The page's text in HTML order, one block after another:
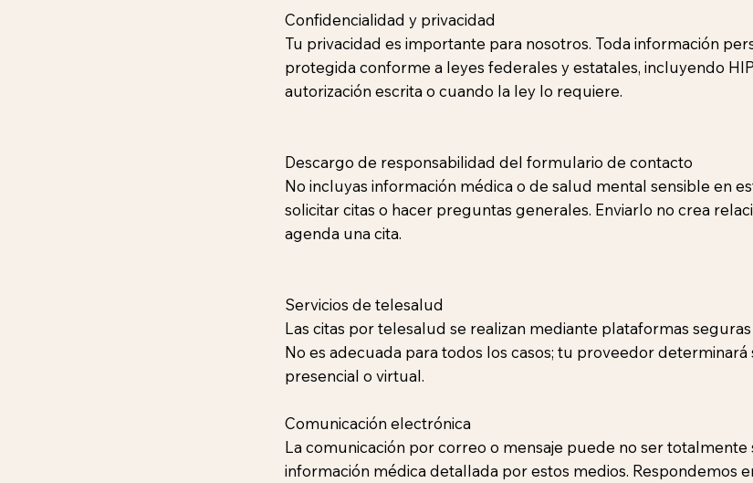
Confidencialidad y privacidad
Tu privacidad es importante para nosotros. Toda información
protegida conforme a leyes federales y estatales, incluyendo
autorización escrita o cuando la ley lo requiere.
Descargo de responsabilidad del formulario de contacto
No incluyas información médica o de salud mental sensible en
solicitar citas o hacer preguntas generales. Enviarlo no crea
agenda una cita.
Servicios de telesalud
Las citas por telesalud se realizan mediante plataformas
No es adecuada para todos los casos; tu proveedor determinará
presencial o virtual.
Comunicación electrónica
La comunicación por correo o mensaje puede no ser totalmente
información médica detallada por estos medios. Respondemos